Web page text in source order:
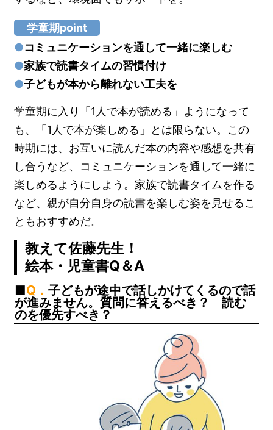
学童期point
●コミュニケーションを通して一緒に楽しむ
●家族で読書タイムの習慣付け
●子どもが本から離れない工夫を
学童期に入り「1人で本が読める」ようになって
も、「1人で本が楽しめる」とは限らない。この
時期には、お互いに読んだ本の内容や感想を共有
し合うなど、コミュニケーションを通して一緒に
楽しめるようにしよう。家族で読書タイムを作る
など、親が自分自身の読書を楽しむ姿を見せるこ
ともおすすめだ。
教えて佐藤先生！
絵本・児童書Q＆A
Q．子どもが途中で話しかけてくるので話
が進みません。質問に答えるべき？ 読む
のを優先すべき？